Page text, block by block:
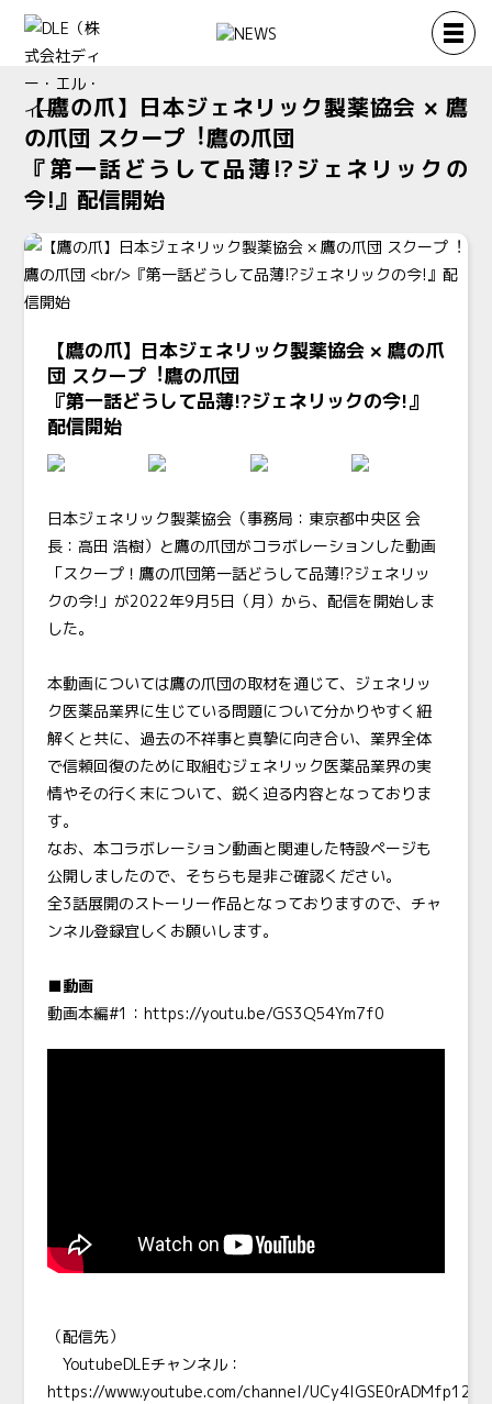
【鷹の爪】日本ジェネリック製薬協会 × 鷹
の爪団 スクープ︕鷹の爪団
『第一話どうして品薄!?ジェネリックの
今!』配信開始
【鷹の爪】日本ジェネリック製薬協会 × 鷹の爪
団 スクープ︕鷹の爪団
『第一話どうして品薄!?ジェネリックの今!』
配信開始
日本ジェネリック製薬協会（事務局：東京都中央区 会
長：高田 浩樹）と鷹の爪団がコラボレーションした動画
「スクープ！鷹の爪団第一話どうして品薄!?ジェネリッ
クの今!」が2022年9月5日（月）から、配信を開始しま
した。
本動画については鷹の爪団の取材を通じて、ジェネリッ
ク医薬品業界に生じている問題について分かりやすく紐
解くと共に、過去の不祥事と真摯に向き合い、業界全体
で信頼回復のために取組むジェネリック医薬品業界の実
情やその行く末について、鋭く迫る内容となっておりま
す。
なお、本コラボレーション動画と関連した特設ページも
公開しましたので、そちらも是非ご確認ください。
全3話展開のストーリー作品となっておりますので、チャ
ンネル登録宜しくお願いします。
■動画
動画本編#1： https://youtu.be/GS3Q54Ym7f0
（配信先）
YoutubeDLEチャンネル：
https://www.youtube.com/channel/